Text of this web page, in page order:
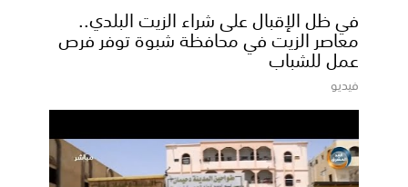
في ظل الإقبال على شراء الزيت البلدي..
معاصر الزيت في محافظة شبوة توفر فرص
عمل للشباب
فيديو